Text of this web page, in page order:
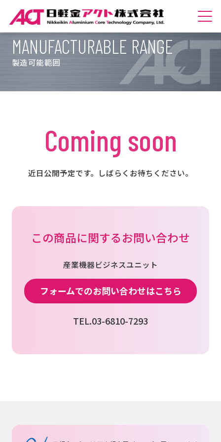
会社案内
お問い合わせ
ホームへ
会社紹介
商品紹介
サステナビリティ
採用情報
MANUFACTURABLE RANGE
製造可能範囲
Coming soon
近日公開予定です。しばらくお待ちください。
この商品に関するお問い合わせ
産業機器ビジネスユニット
フォームでのお問い合わせはこちら
TEL.03-6810-7293